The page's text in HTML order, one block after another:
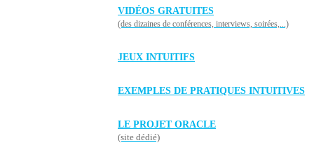
VIDÉOS GRATUITES
(des dizaines de conférences, interviews, soirées,...)
JEUX INTUITIFS
EXEMPLES DE PRATIQUES INTUITIVES
LE PROJET ORACLE
(site dédié)